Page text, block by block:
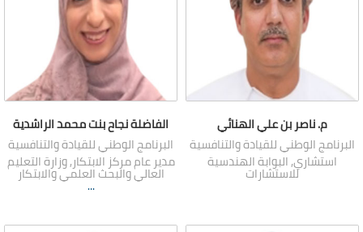
م. ناصر بن علي الهنائي
البرنامج الوطني للقيادة والتنافسية
استشاري, البوابة الهندسية
للاستشارات
الفاضلة نجاح بنت محمد الراشدية
البرنامج الوطني للقيادة والتنافسية
مدير عام مركز الابتكار, وزارة التعليم
العالي والبحث العلمي والابتكار
...